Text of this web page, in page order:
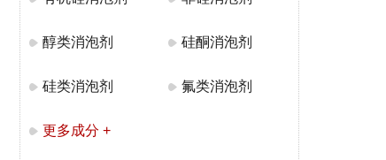
醇类消泡剂 硅酮消泡剂
硅类消泡剂 氟类消泡剂
更多成分 +